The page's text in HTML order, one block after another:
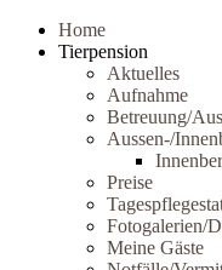
Home
Tierpension
Aktuelles
Aufnahme
Betreuung/
Aussen-/
Preise
Fotogalerien/
Meine Gäste